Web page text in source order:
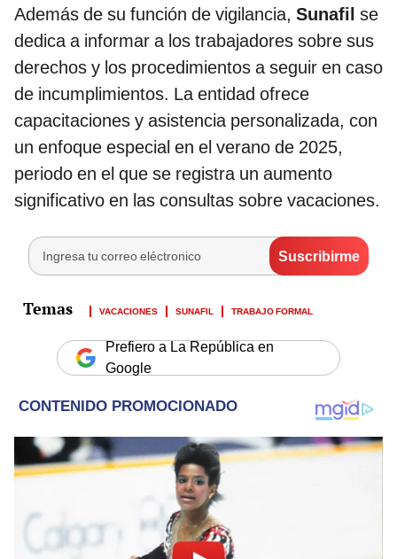
Además de su función de vigilancia, Sunafil se
dedica a informar a los trabajadores sobre sus
derechos y los procedimientos a seguir en caso
de incumplimientos. La entidad ofrece
capacitaciones y asistencia personalizada, con
un enfoque especial en el verano de 2025,
periodo en el que se registra un aumento
significativo en las consultas sobre vacaciones.
VACACIONES SUNAFIL TRABAJO FORMAL
Prefiero a La República en
Google